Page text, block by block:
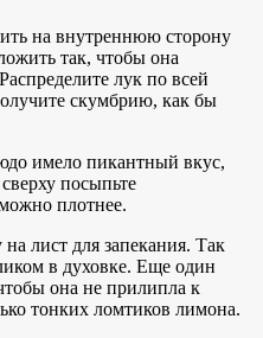
на внутреннюю сторону
так, чтобы она
лук по всей
скумбрию, как бы
имело пикантный вкус,
посыпьте
плотнее.
лист для запекания. Так
в духовке. Еще один
она не прилипла к
тонких ломтиков лимона.